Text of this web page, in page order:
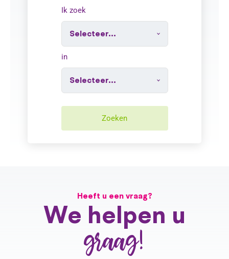
Ik zoek
in
Zoeken
Heeft u een vraag?
We helpen u
graag!